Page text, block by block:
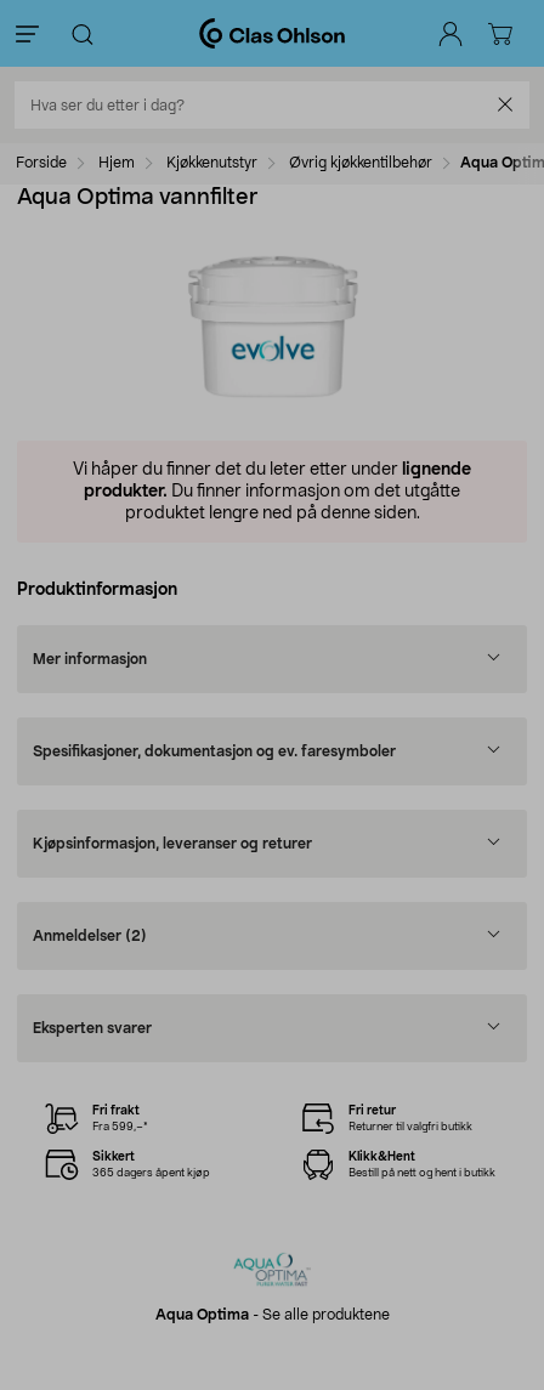
Forside Hjem Kjøkkenutstyr Øvrig kjøkkentilbehør Aqua
Aqua Optima vannfilter
Vi håper du finner det du leter etter under lignende
produkter. Du finner informasjon om det utgåtte
produktet lengre ned på denne siden.
Produktinformasjon
Mer informasjon
Spesifikasjoner, dokumentasjon og ev. faresymboler
Kjøpsinformasjon, leveranser og returer
Anmeldelser (2)
Eksperten svarer
Aqua Optima- Se alle produktene
Fri frakt
Fra 599,–*
Fri retur
Returner til valgfri butikk
Sikkert
365 dagers åpent kjøp
Klikk&Hent
Bestill på nett og hent i butikk